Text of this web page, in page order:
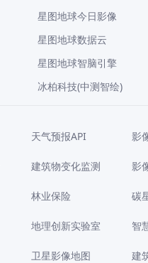
星图地球今日影像
星图地球数据云
星图地球智脑引擎
冰柏科技(中测智绘)
天气预报API 影
建筑物变化监测 影
林业保险 碳
地理创新实验室 智
卫星影像地图 建